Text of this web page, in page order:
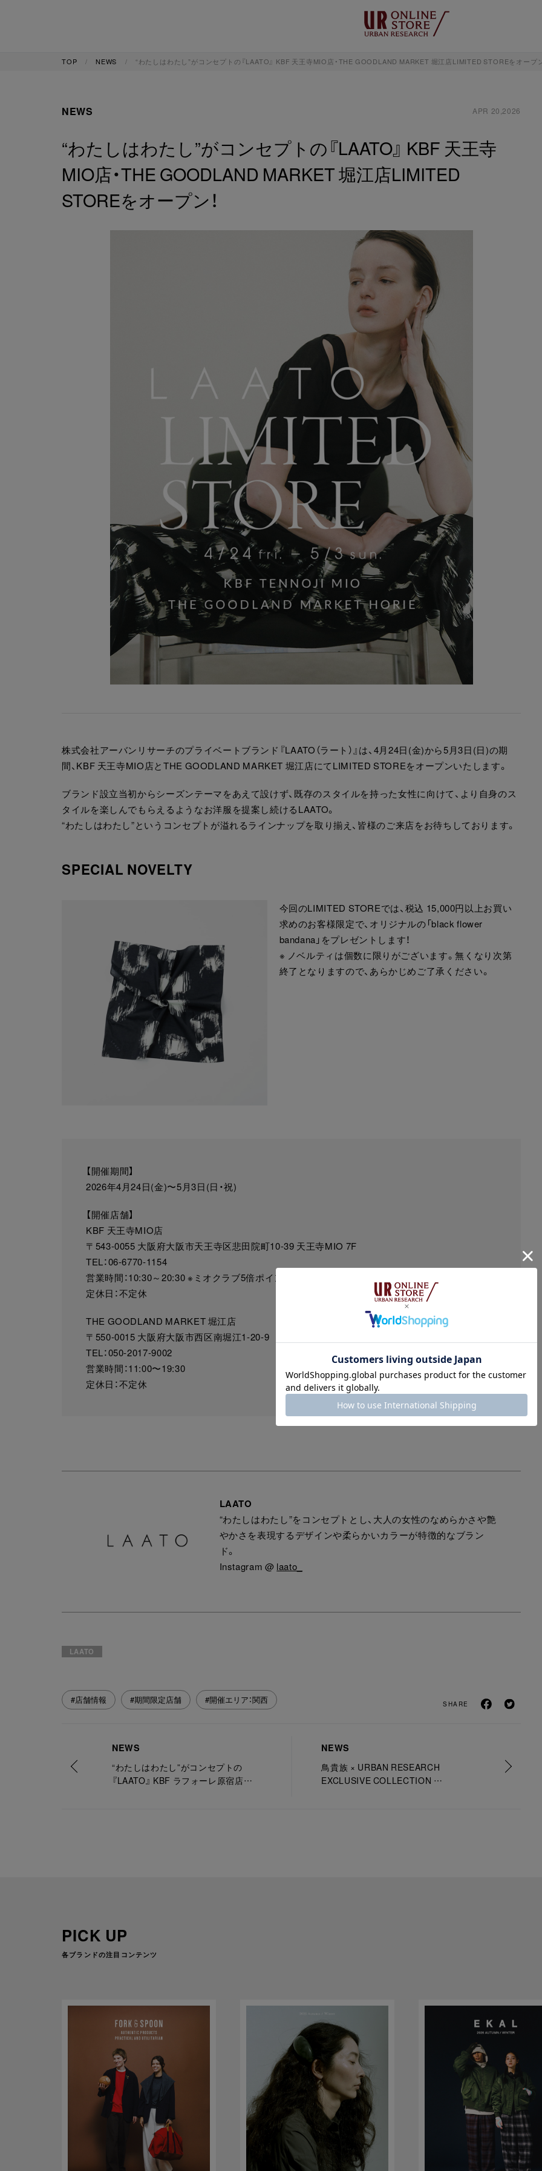
TOP NEWS “わたしはわたし”がコンセプトの『LAATO』 KBF 天王寺MIO店・THE GOODLAND MARKET 堀江店LIMITED STOREをオープン
NEWS APR 20,2026
“わたしはわたし”がコンセプトの『LAATO』 KBF 天王寺
MIO店・THE GOODLAND MARKET 堀江店LIMITED
STOREをオープン！
株式会社アーバンリサーチのプライベートブランド『LAATO（ラート）』は、4月24日(金)から5月3日(日)の期
間、KBF 天王寺MIO店とTHE GOODLAND MARKET 堀江店にてLIMITED STOREをオープンいたします。
ブランド設立当初からシーズンテーマをあえて設けず、既存のスタイルを持った女性に向けて、より自身のス
タイルを楽しんでもらえるようなお洋服を提案し続けるLAATO。
“わたしはわたし”というコンセプトが溢れるラインナップを取り揃え、皆様のご来店をお待ちしております。
SPECIAL NOVELTY
今回のLIMITED STOREでは、税込 15,000円以上お買い
求めのお客様限定で、オリジナルの「black flower
bandana」をプレゼントします！
※ ノベルティは個数に限りがございます。無くなり次第
終了となりますので、あらかじめご了承ください。
【開催期間】
2026年4月24日(金)〜5月3日(日・祝)
【開催店舗】
KBF 天王寺MIO店
〒543-0055 大阪府大阪市天王寺区悲田院町10-39 天王寺MIO 7F
TEL：06-6770-1154
営業時間：10:30～20:30 ※ミオクラブ5倍ポイントアップキャンペーン実施時は10:30～21:00
定休日：不定休
THE GOODLAND MARKET 堀江店
〒550-0015 大阪府大阪市西区南堀江1-20-9
TEL：050-2017-9002
営業時間：11:00〜19:30
定休日：不定休
LAATO
“わたしはわたし”をコンセプトとし、大人の女性のなめらかさや艶
やかさを表現するデザインや柔らかいカラーが特徴的なブラン
ド。
Instagram @ laato_
LAATO
#店舗情報 #期間限定店舗 #開催エリア：関西 SHARE
NEWS
“わたしはわたし”がコンセプトの
『LAATO』 KBF ラフォーレ原宿店
NEWS
鳥貴族 × URBAN RESEARCH
EXCLUSIVE COLLECTION
PICK UP
各ブランドの注目コンテンツ